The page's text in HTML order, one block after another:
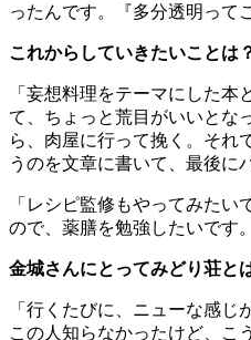
ったんです。『多分透明って
これからしていきたいことは
「妄想料理をテーマにした
て、ちょっと荒目がいいとな
ら、肉屋に行って挽く。それ
うのを文章に書いて、最後に
「レシピ監修もやってみた
ので、薬膳を勉強したいです
金城さんにとってみどり荘と
「行くたびに、ニューな感
この人知らなかったけど、こ